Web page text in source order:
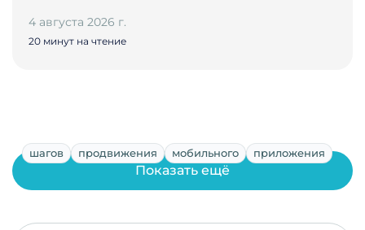
4 августа 2026 г.
20 минут на чтение
шагов продвижения мобильного приложения
Показать ещё